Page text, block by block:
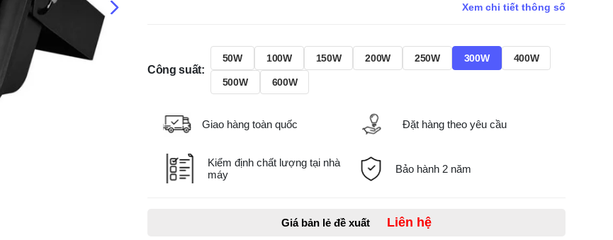
Xem chi tiết thông số
Công suất:
50W 100W 150W 200W 250W 300W 400W
500W 600W
Giao hàng toàn quốc Đặt hàng theo yêu cầu
Kiểm định chất lượng tại nhà
máy
Bảo hành 2 năm
Giá bản lẻ đề xuất Liên hệ